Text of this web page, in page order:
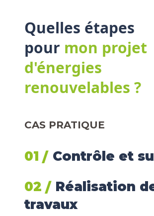
Quelles étapes
pour mon projet
d'énergies
renouvelables ?
CAS PRATIQUE
01
Contrôle et
02
Réalisation
travaux